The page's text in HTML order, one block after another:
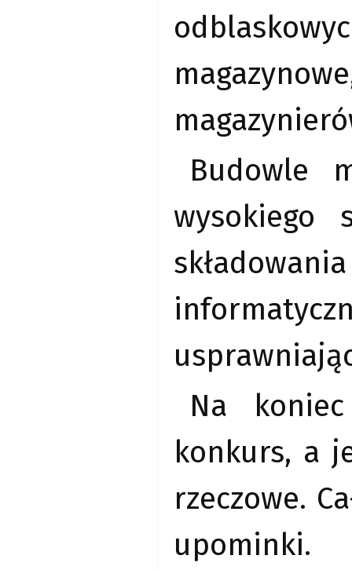
Budowle
wysokiego
Na
konkurs, a
rzeczowe.
upominki.